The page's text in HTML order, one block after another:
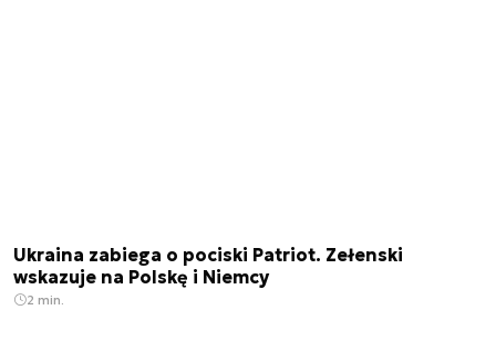
Ukraina zabiega o pociski Patriot. Zełenski
wskazuje na Polskę i Niemcy
2 min.